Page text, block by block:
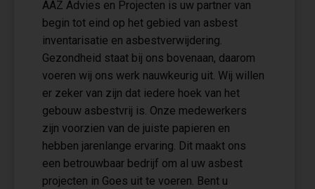
AAZ Advies en Projecten is uw partner van
begin tot eind op het gebied van asbest
inventarisatie en asbestverwijdering.
Gezondheid staat bij ons bovenaan, daarom
voeren wij ons werk nauwkeurig uit. Wij willen
er zeker van zijn dat iedere hoek van het
gebouw asbestvrij is. Onze medewerkers
zijn voorzien van de juiste papieren en
hebben jarenlange ervaring. Dit maakt ons
een betrouwbaar bedrijf om al uw asbest
projecten in Goes uit te voeren. Bent u